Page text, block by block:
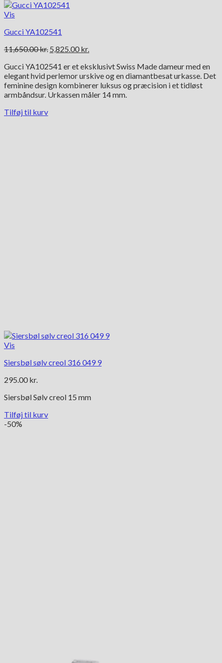
Vis
Gucci YA102541
11,650.00kr. Den
pris
var:
11,650.00 kr..
5,825.00 kr.
pris
er:
5,825.00 kr..
Gucci YA102541 er et eksklusivt Swiss Made dameur med en
elegant hvid perlemor urskive og en diamantbesat urkasse. Det
feminine design kombinerer luksus og præcision i et tidløst
armbåndsur. Urkassen måler 14 mm.
Tilføj til kurv
Vis
Siersbøl sølv creol 316 049 9
295.00 kr.
Siersbøl Sølv creol 15 mm
Tilføj til kurv
-50%